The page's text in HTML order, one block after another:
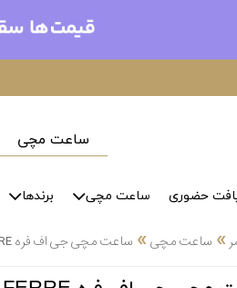
ساعت مچی
حضوری ساعت مچی برندها
» ساعت مچی» ساعت مچی جی اف فره GF FERRE